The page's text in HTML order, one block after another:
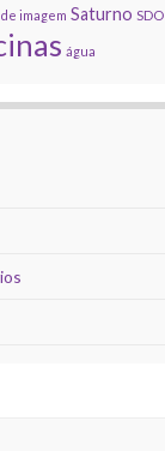
imagem Saturno SDO
água